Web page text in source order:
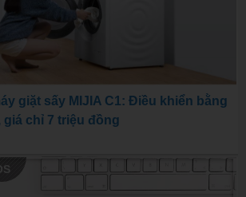
giặt sấy MIJIA C1: Điều khiển bằng
giá chỉ 7 triệu đồng